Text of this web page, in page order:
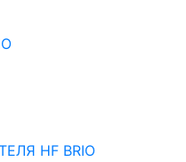
HF BRIO